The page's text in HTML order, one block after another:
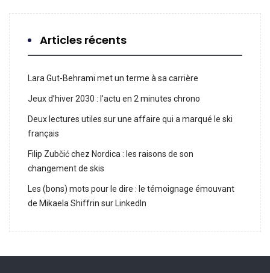
Articles récents
Lara Gut-Behrami met un terme à sa carrière
Jeux d’hiver 2030 : l’actu en 2 minutes chrono
Deux lectures utiles sur une affaire qui a marqué le ski
français
Filip Zubčić chez Nordica : les raisons de son
changement de skis
Les (bons) mots pour le dire : le témoignage émouvant
de Mikaela Shiffrin sur LinkedIn